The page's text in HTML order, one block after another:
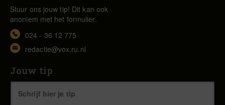
Stuur ons jouw tip! Dit kan ook
anoniem met het formulier.
024 - 36 12 775
redactie@vox.ru.nl
Jouw tip